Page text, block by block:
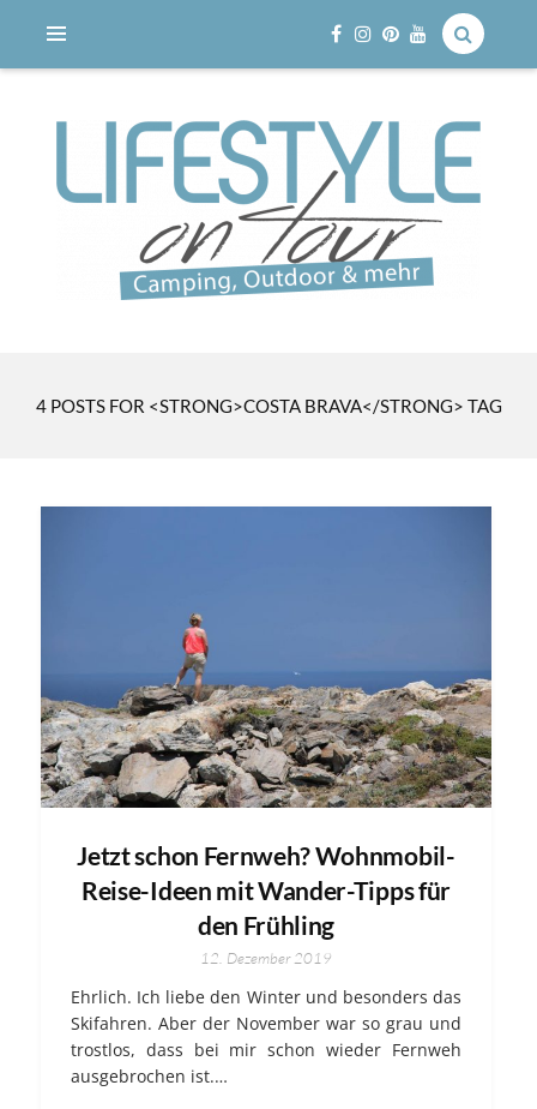
4 POSTS FOR <STRONG>COSTA BRAVA</STRONG> TAG
Jetzt schon Fernweh? Wohnmobil-
Reise-Ideen mit Wander-Tipps für
den Frühling
12. Dezember 2019
Ehrlich. Ich liebe den Winter und besonders das
Skifahren. Aber der November war so grau und
trostlos, dass bei mir schon wieder Fernweh
ausgebrochen ist.…